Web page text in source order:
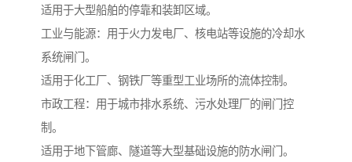
适用于大型船舶的停靠和装卸区域。
工业与能源：用于火力发电厂、核电站等设施的冷却水
系统闸门。
适用于化工厂、钢铁厂等重型工业场所的流体控制。
市政工程：用于城市排水系统、污水处理厂的闸门控
制。
适用于地下管廊、隧道等大型基础设施的防水闸门。